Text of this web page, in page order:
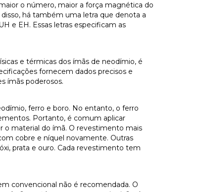
o número, maior a força magnética do
há também uma letra que denota a
e EH. Essas letras especificam as
e térmicas dos ímãs de neodímio, é
fornecem dados precisos e
ímãs poderosos.
ferro e boro. No entanto, o ferro
Portanto, é comum aplicar
o material do ímã. O revestimento mais
cobre e níquel novamente. Outras
prata e ouro. Cada revestimento tem
convencional não é recomendada. O